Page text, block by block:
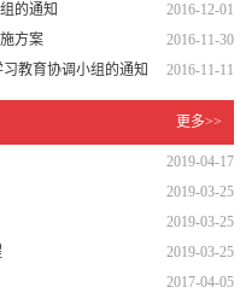
的通知
2016-12-01
方案
2016-11-30
教育协调小组的通知
2016-11-11
更多>>
2019-04-17
2019-03-25
2019-03-25
2019-03-25
2017-04-05